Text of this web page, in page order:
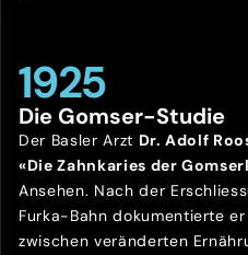
1925
Die Gomser-Studie
Der Basler Arzt Dr. Adolf
«Die Zahnkaries der
Ansehen. Nach der
Furka-Bahn dokumentierte
zwischen veränderten